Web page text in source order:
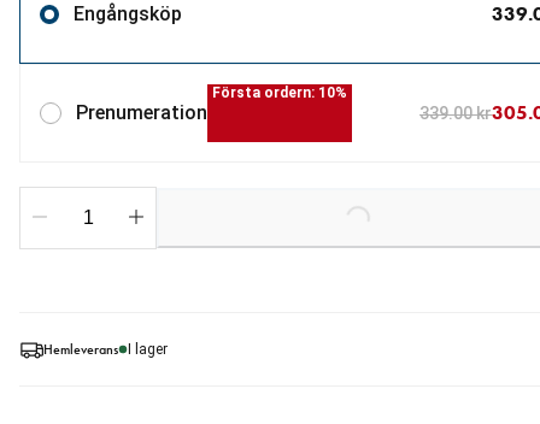
Hemleverans I lager
Engångsköp
Prenumeration
Första ordern: 10%
339.00 kr
Loading...